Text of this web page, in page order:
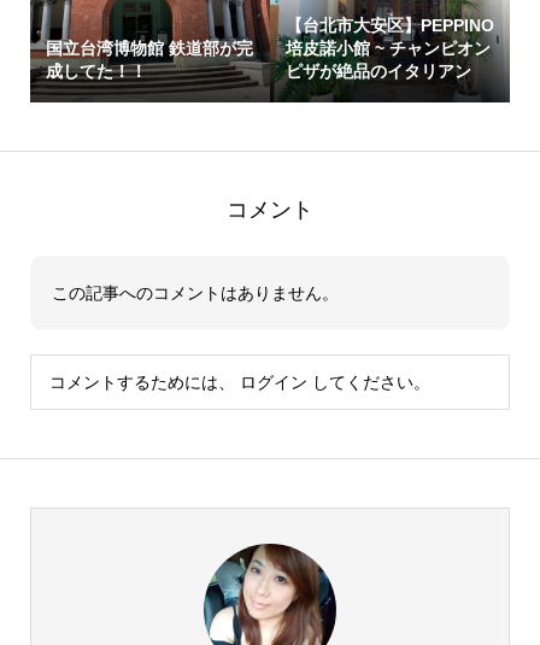
国立台湾博物館 鉄道部が完
成してた！！
【台北市大安区】PEPPINO
培皮諾小館 ~ チャンピオン
ピザが絶品のイタリアン
コメント
この記事へのコメントはありません。
コメントするためには、 ログイン してください。